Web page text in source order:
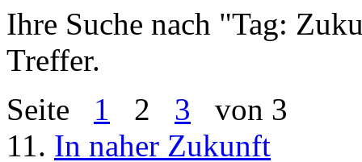
Ihre Suche nach "Tag:
Treffer.
Seite 1 2 3 von 3
11. In naher Zukunft